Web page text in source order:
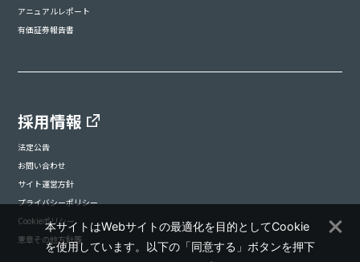
アニュアルレポート
有価証券報告書
採用情報
法定公告
お問い合わせ
サイト運営方針
プライバシーポリシー
Cookieポリシー
憲章その他方針等
本サイトはWebサイトの最適化を目的としてCookie
を使用しています。以下の「同意する」ボタンを押下